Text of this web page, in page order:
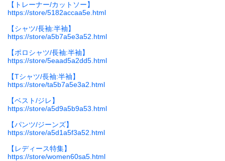
【トレーナー/カットソー】
https://store/5182accaa5e.html
【シャツ/長袖:半袖】
https://store/a5b7a5e3a52.html
【ポロシャツ/長袖:半袖】
https://store/5eaad5a2dd5.html
【Tシャツ/長袖:半袖】
https://store/ta5b7a5e3a2.html
【ベスト/ジレ】
https://store/a5d9a5b9a53.html
【パンツ/ジーンズ】
https://store/a5d1a5f3a52.html
【レディース特集】
https://store/women60sa5.html